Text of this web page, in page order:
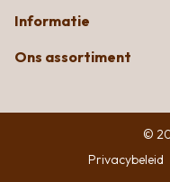
Informatie
Ons assortiment
©
Privacybeleid